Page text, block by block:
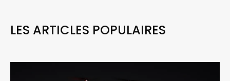
LES ARTICLES POPULAIRES